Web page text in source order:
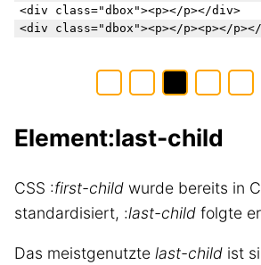
<div class="dbox"><p></p></div>
Element:last-child
CSS :first-child wurde bereits in
standardisiert, :last-child folgte
Das meistgenutzte last-child ist